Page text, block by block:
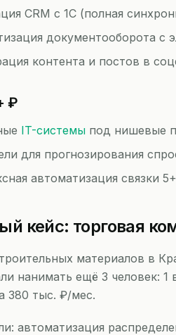
CRM с 1С (полная
документооборота с
контента и постов в
₽
IT-системы под нишевые
для прогнозирования
автоматизация связки
кейс: торговая
материалов в
нанимать ещё 3 человек:
380 тыс. ₽/мес.
автоматизация